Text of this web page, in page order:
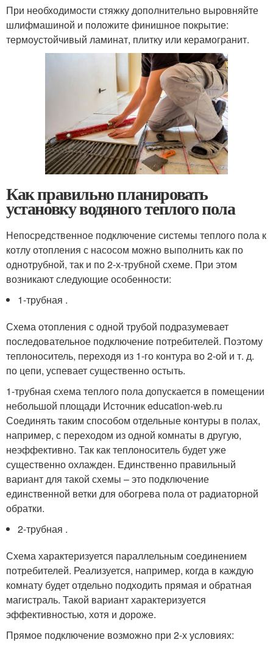
При необходимости стяжку дополнительно выровняйте
шлифмашиной и положите финишное покрытие:
термоустойчивый ламинат, плитку или керамогранит.
Как правильно планировать
установку водяного теплого пола
Непосредственное подключение системы теплого пола к
котлу отопления с насосом можно выполнить как по
однотрубной, так и по 2-х-трубной схеме. При этом
возникают следующие особенности:
1-трубная .
Схема отопления с одной трубой подразумевает
последовательное подключение потребителей. Поэтому
теплоноситель, переходя из 1-го контура во 2-ой и т. д.
по цепи, успевает существенно остыть.
1-трубная схема теплого пола допускается в помещении
небольшой площади Источник education-web.ru
Соединять таким способом отдельные контуры в полах,
например, с переходом из одной комнаты в другую,
неэффективно. Так как теплоноситель будет уже
существенно охлажден. Единственно правильный
вариант для такой схемы – это подключение
единственной ветки для обогрева пола от радиаторной
обратки.
2-трубная .
Схема характеризуется параллельным соединением
потребителей. Реализуется, например, когда в каждую
комнату будет отдельно подходить прямая и обратная
магистраль. Такой вариант характеризуется
эффективностью, хотя и дороже.
Прямое подключение возможно при 2-х условиях: